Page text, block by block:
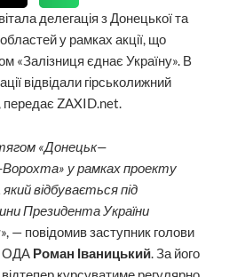
делегація з Донецької та
у рамках акції, що
«Залізниця єднає Україну». В
відвідали гірськолижний
передає ZAXID.net.
«Донецьк—
у рамках проекту
який відбувається під
Президента України
», — повідомив заступник голови
ОДА Роман Іваницький. За його